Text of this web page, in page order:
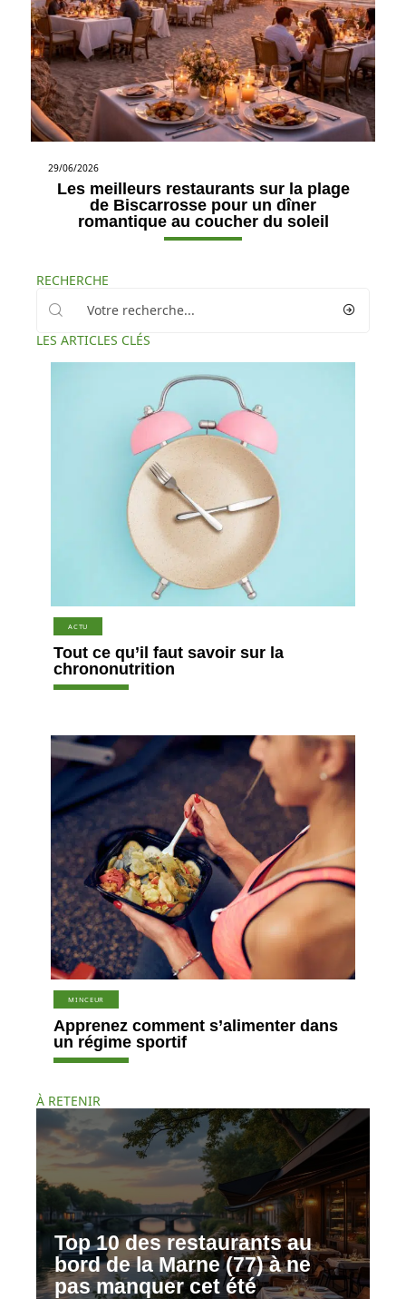
29/06/2026
Les meilleurs restaurants sur la plage
de Biscarrosse pour un dîner
romantique au coucher du soleil
RECHERCHE
LES ARTICLES CLÉS
ACTU
Tout ce qu’il faut savoir sur la
chrononutrition
MINCEUR
Apprenez comment s’alimenter dans
un régime sportif
À RETENIR
Top 10 des restaurants au
bord de la Marne (77) à ne
pas manquer cet été